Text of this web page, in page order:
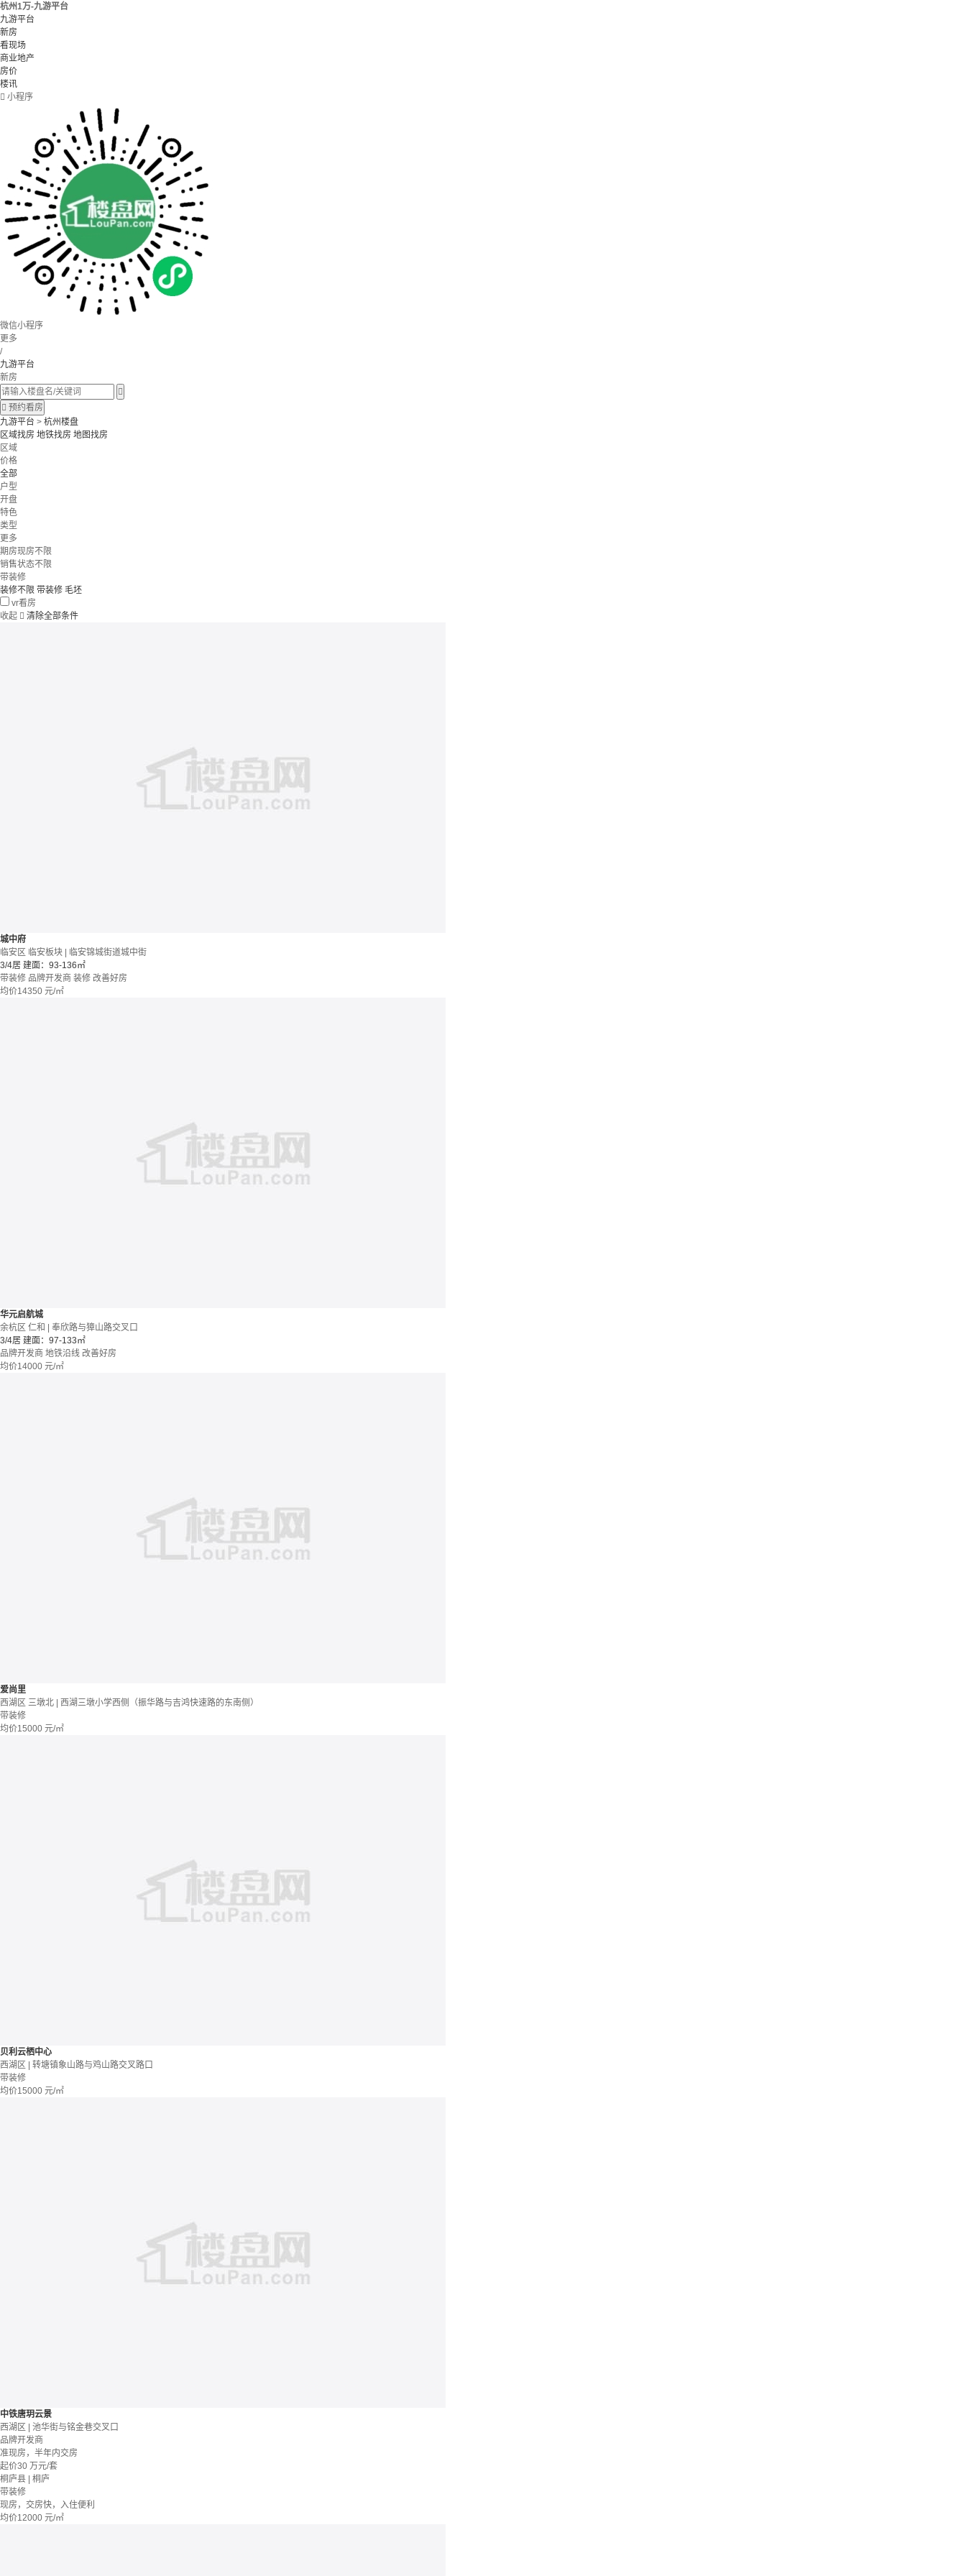
杭州1万-九游平台
九游平台
新房
看现场
商业地产
房价
楼讯
 小程序
微信小程序
更多
/
九游平台
新房

 预约看房
九游平台 > 杭州楼盘
区域找房 地铁找房 地图找房
区域
价格
全部
户型
开盘
特色
类型
更多
期房现房不限
销售状态不限
带装修
装修不限 带装修 毛坯
vr看房
收起  清除全部条件
城中府
临安区 临安板块 | 临安锦城街道城中街
3/4居 建面：93-136㎡
带装修 品牌开发商 装修 改善好房
均价14350 元/㎡
华元启航城
余杭区 仁和 | 奉欣路与獐山路交叉口
3/4居 建面：97-133㎡
品牌开发商 地铁沿线 改善好房
均价14000 元/㎡
爱尚里
西湖区 三墩北 | 西湖三墩小学西侧（振华路与吉鸿快速路的东南侧）
带装修
均价15000 元/㎡
贝利云栖中心
西湖区 | 转塘镇象山路与鸡山路交叉路口
带装修
均价15000 元/㎡
中铁唐玥云景
西湖区 | 池华街与铭金巷交叉口
品牌开发商
准现房，半年内交房
起价30 万元/套
桐庐县 | 桐庐
带装修
现房，交房快，入住便利
均价12000 元/㎡